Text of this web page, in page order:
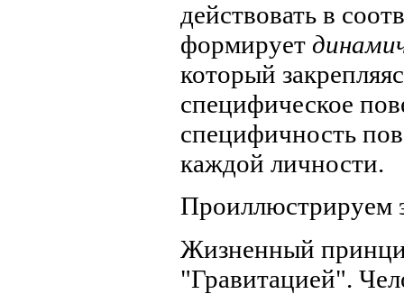
действовать в
формирует
который
специфическое
специфичность
каждой личности.
Проиллюстрируем
Жизненный
"Гравитацией".